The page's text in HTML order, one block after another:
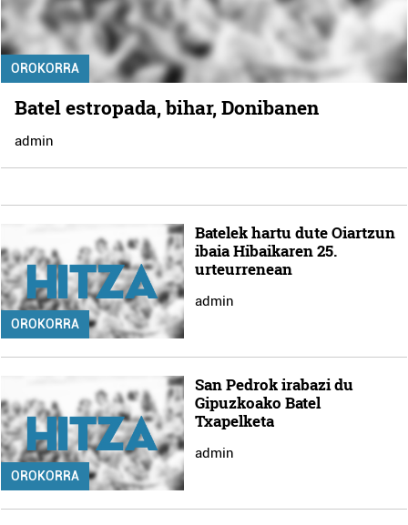
OROKORRA
Batel estropada, bihar, Donibanen
admin
OROKORRA
Batelek hartu dute Oiartzun
ibaia Hibaikaren 25.
urteurrenean
admin
OROKORRA
San Pedrok irabazi du
Gipuzkoako Batel
Txapelketa
admin